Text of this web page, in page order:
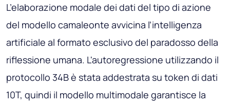
L’elaborazione modale dei dati del tipo di azione
del modello camaleonte avvicina l’intelligenza
artificiale al formato esclusivo del paradosso della
riflessione umana. L'autoregressione utilizzando il
protocollo 34B è stata addestrata su token di dati
10T, quindi il modello multimodale garantisce la